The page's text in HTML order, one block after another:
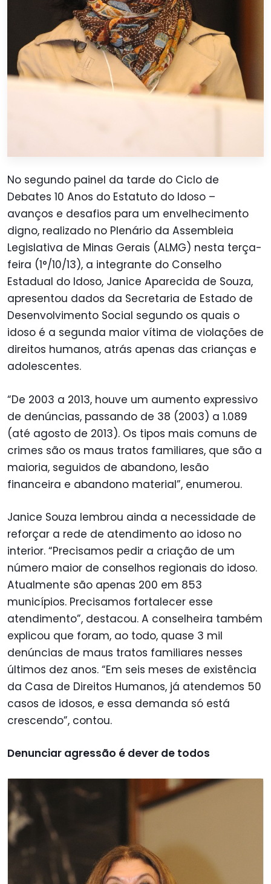
No segundo painel da tarde do Ciclo de
Debates 10 Anos do Estatuto do Idoso –
avanços e desafios para um envelhecimento
digno, realizado no Plenário da Assembleia
Legislativa de Minas Gerais (ALMG) nesta terça-
feira (1°/10/13), a integrante do Conselho
Estadual do Idoso, Janice Aparecida de Souza,
apresentou dados da Secretaria de Estado de
Desenvolvimento Social segundo os quais o
idoso é a segunda maior vítima de violações de
direitos humanos, atrás apenas das crianças e
adolescentes.
“De 2003 a 2013, houve um aumento expressivo
de denúncias, passando de 38 (2003) a 1.089
(até agosto de 2013). Os tipos mais comuns de
crimes são os maus tratos familiares, que são a
maioria, seguidos de abandono, lesão
financeira e abandono material”, enumerou.
Janice Souza lembrou ainda a necessidade de
reforçar a rede de atendimento ao idoso no
interior. “Precisamos pedir a criação de um
número maior de conselhos regionais do idoso.
Atualmente são apenas 200 em 853
municípios. Precisamos fortalecer esse
atendimento”, destacou. A conselheira também
explicou que foram, ao todo, quase 3 mil
denúncias de maus tratos familiares nesses
últimos dez anos. “Em seis meses de existência
da Casa de Direitos Humanos, já atendemos 50
casos de idosos, e essa demanda só está
crescendo”, contou.
Denunciar agressão é dever de todos